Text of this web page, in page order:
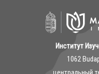
Институт
1062